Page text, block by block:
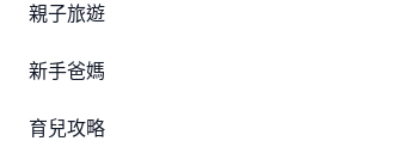
親子旅遊
新手爸媽
育兒攻略